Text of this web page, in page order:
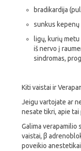
bradikardija
sunkus kepenų
ligų, kurių
iš nervo į
sindromas,
Kiti vaistai ir
Jeigu vartojate ar
nesate tikri, apie
Galima verapamilio
vaistai, β
poveikio